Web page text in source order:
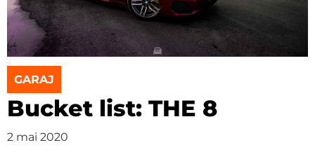
GARAJ
Bucket list: THE 8
2 mai 2020